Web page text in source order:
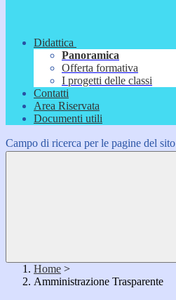
Didattica
Panoramica
Offerta formativa
I progetti delle classi
Contatti
Area Riservata
Documenti utili
Campo di ricerca per le pagine del sito
Home >
Amministrazione Trasparente